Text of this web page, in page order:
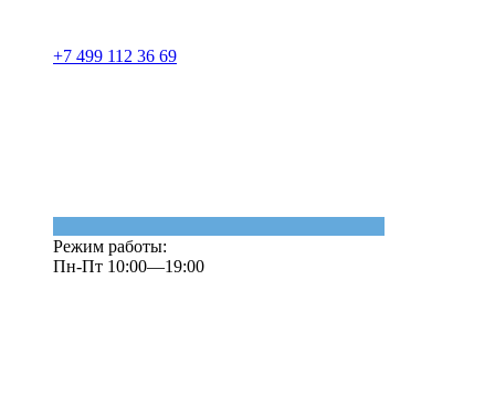
+7 499 112 36 69
Режим работы:
Пн-Пт 10:00—19:00